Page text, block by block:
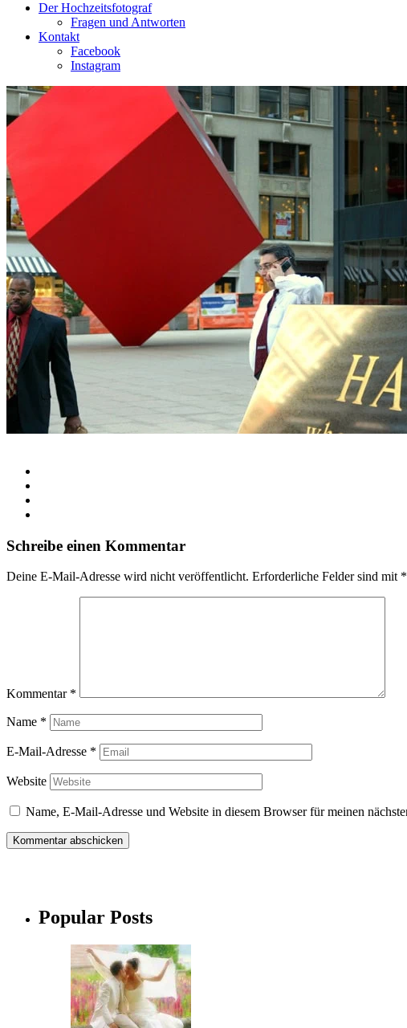
Der Hochzeitsfotograf
Fragen und Antworten
Kontakt
Facebook
Instagram
Schreibe einen Kommentar
Deine E-Mail-Adresse wird nicht veröffentlicht. Erforderliche Felder sind mit *
Kommentar *
Name *
E-Mail-Adresse *
Website
Name, E-Mail-Adresse und Website in diesem Browser für meinen
Popular Posts